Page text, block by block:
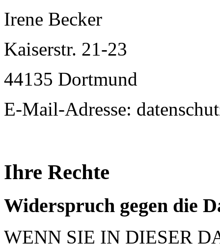
Irene Becker
Kaiserstr. 21-23
44135 Dortmund
E-Mail-Adresse:
Ihre Rechte
Widerspruch gegen die
WENN SIE IN DIESER